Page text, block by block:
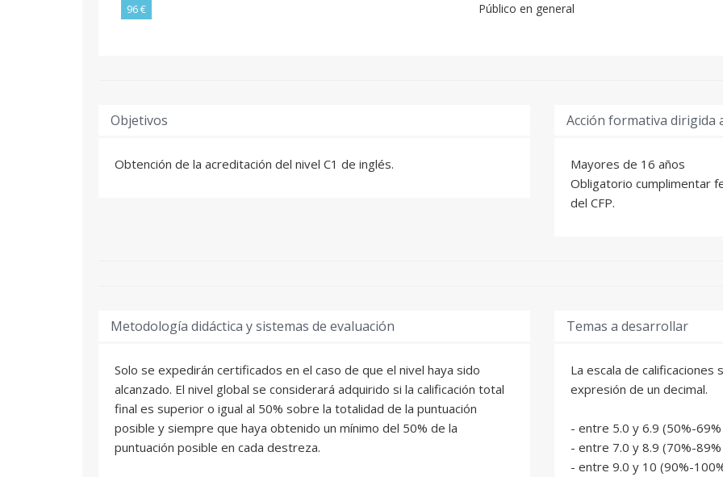
96 € Público en general
Objetivos
Obtención de la acreditación del nivel C1 de inglés.
Acción formativa dirigida
Mayores de 16 años
Obligatorio cumplimentar
del CFP.
Metodología didáctica y sistemas de evaluación
Solo se expedirán certificados en el caso de que el nivel haya sido
alcanzado. El nivel global se considerará adquirido si la calificación total
final es superior o igual al 50% sobre la totalidad de la puntuación
posible y siempre que haya obtenido un mínimo del 50% de la
puntuación posible en cada destreza.
Temas a desarrollar
La escala de
expresión de un decimal.
- entre 5.0 y 6.9 (50%-
- entre 7.0 y 8.9 (70%-
- entre 9.0 y 10 (90%-